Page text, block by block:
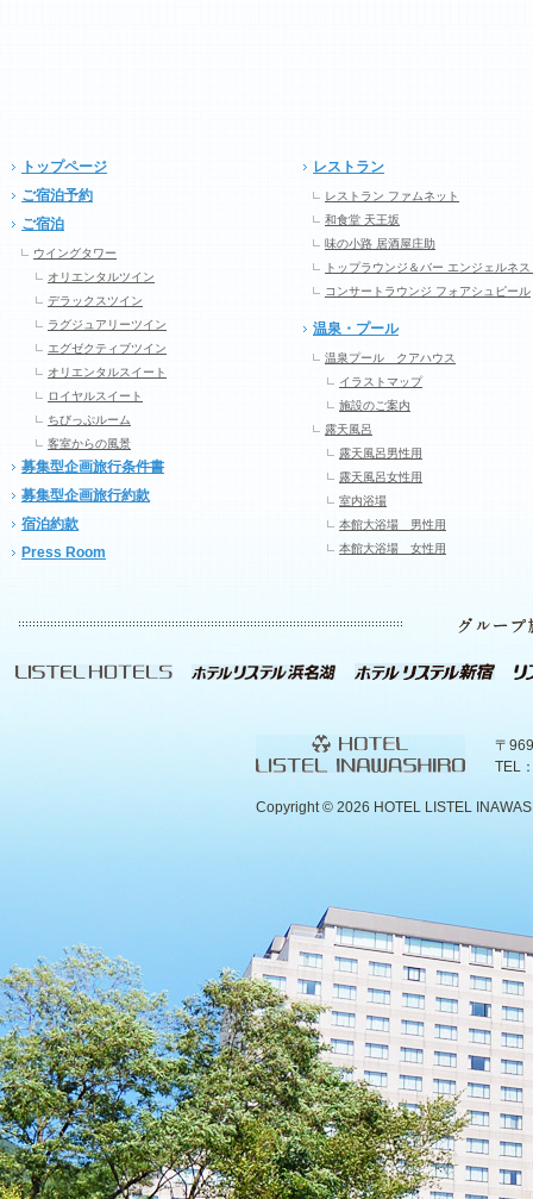
トップページ
ご宿泊予約
ご宿泊
ウイングタワー
オリエンタルツイン
デラックスツイン
ラグジュアリーツイン
エグゼクティブツイン
オリエンタルスイート
ロイヤルスイート
ちびっぷルーム
客室からの風景
募集型企画旅行条件書
募集型企画旅行約款
宿泊約款
Press Room
レストラン
レストラン ファムネット
和食堂 天王坂
味の小路 居酒屋庄助
トップラウンジ＆バー エンジェルネス
コンサートラウンジ フォアシュピール
温泉・プール
温泉プール クアハウス
イラストマップ
施設のご案内
露天風呂
露天風呂男性用
露天風呂女性用
室内浴場
本館大浴場 男性用
本館大浴場 女性用
〒
TEL
Copyright © 2026 HOTEL LISTEL